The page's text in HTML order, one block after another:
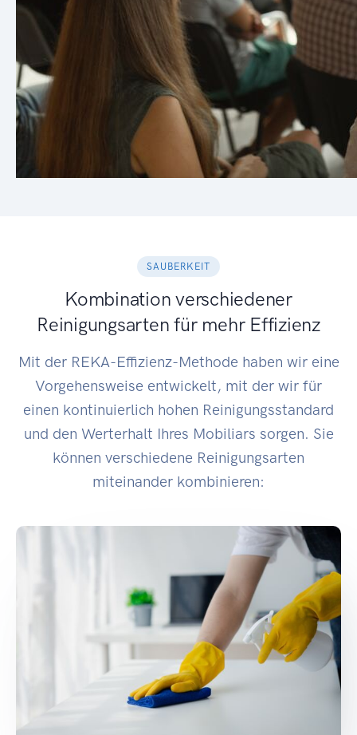
SAUBERKEIT
Kombination verschiedener
Reinigungsarten für mehr Effizienz
Mit der REKA-Effizienz-Methode haben wir eine
Vorgehensweise entwickelt, mit der wir für
einen kontinuierlich hohen Reinigungsstandard
und den Werterhalt Ihres Mobiliars sorgen. Sie
können verschiedene Reinigungsarten
miteinander kombinieren: